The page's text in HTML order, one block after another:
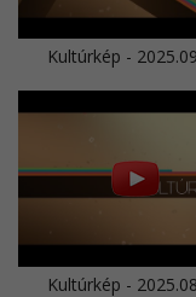
Kultúrkép -
Kultúrkép -